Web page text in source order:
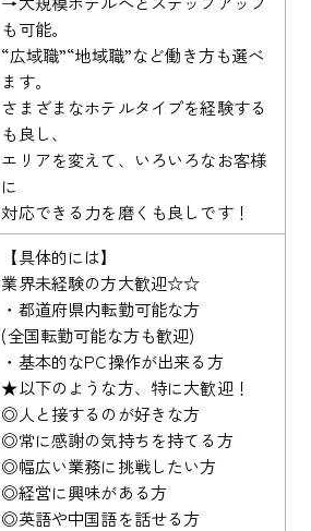
も可能。
“広域職”“地域職”など働き方も選べ
ます。
さまざまなホテルタイプを経験する
も良し、
エリアを変えて、いろいろなお客様
に
対応できる力を磨くも良しです！
【具体的には】
業界未経験の方大歓迎☆☆
・都道府県内転勤可能な方
(全国転勤可能な方も歓迎)
・基本的なPC操作が出来る方
★以下のような方、特に大歓迎！
◎人と接するのが好きな方
◎常に感謝の気持ちを持てる方
◎幅広い業務に挑戦したい方
◎経営に興味がある方
◎英語や中国語を話せる方